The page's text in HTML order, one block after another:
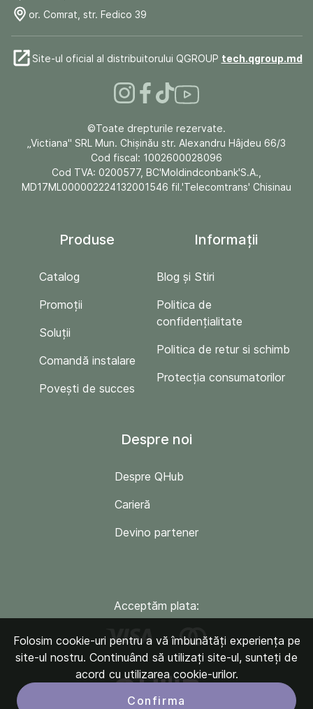
or. Comrat, str. Fedico 39
Site-ul oficial al distribuitorului QGROUP tech.qgroup.md
©Toate drepturile rezervate.
„Victiana" SRL Mun. Chişinău str. Alexandru Hâjdeu 66/3
Cod fiscal: 1002600028096
Cod TVA: 0200577, BC'Moldindconbank'S.A.,
MD17ML000002224132001546 fil.'Telecomtrans' Chisinau
Produse
Catalog
Promoții
Soluții
Comandă instalare
Povești de succes
Informații
Blog și Stiri
Politica de
confidențialitate
Politica de retur si schimb
Protecția consumatorilor
Despre noi
Despre QHub
Carieră
Devino partener
Acceptăm plata:
Folosim cookie-uri pentru a vă îmbunătăți experiența pe
site-ul nostru. Continuând să utilizați site-ul, sunteți de
acord cu utilizarea cookie-urilor.
Confirma